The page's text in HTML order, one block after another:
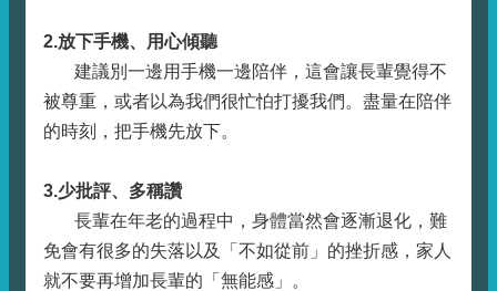
2.放下手機、用心傾聽
建議別一邊用手機一邊陪伴，這會讓長輩覺得不
被尊重，或者以為我們很忙怕打擾我們。盡量在陪伴
的時刻，把手機先放下。
3.少批評、多稱讚
​​ 長輩在年老的過程中，身體當然會逐漸退化，難
免會有很多的失落以及「不如從前」的挫折感，家人
就不要再增加長輩的「無能感」。